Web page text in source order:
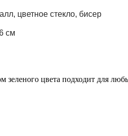
цветное стекло, бисер
см
зеленого цвета подходит для